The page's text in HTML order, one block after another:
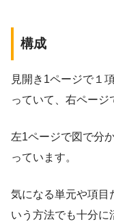
構成
見開き1ページで１
っていて、右ページ
左1ページで図で分
っています。
気になる単元や項目
いう方法でも十分に